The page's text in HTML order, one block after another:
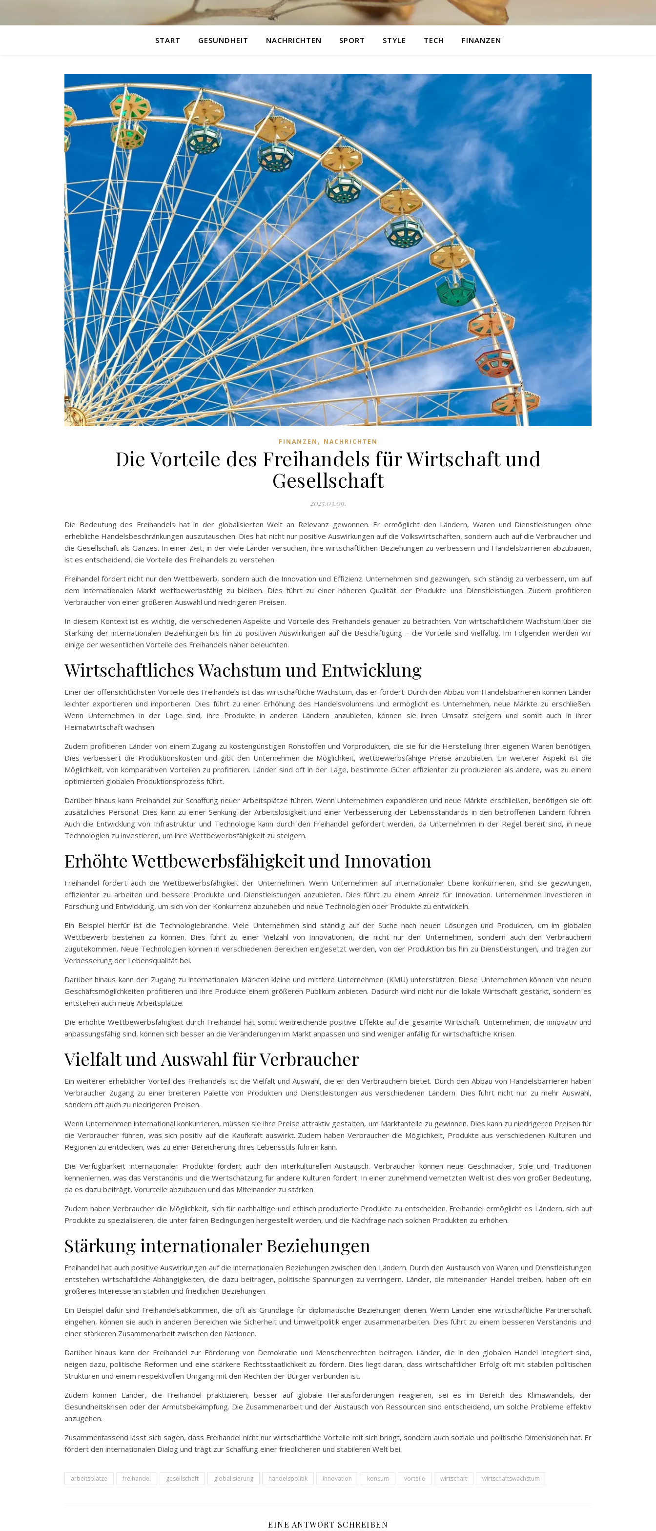
START GESUNDHEIT NACHRICHTEN SPORT STYLE TECH FINANZEN
FINANZEN , NACHRICHTEN
Die Vorteile des Freihandels für Wirtschaft und
Gesellschaft
2025.03.09.
Die Bedeutung des Freihandels hat in der globalisierten Welt an Relevanz gewonnen. Er ermöglicht den Ländern, Waren und Dienstleistungen ohne
erhebliche Handelsbeschränkungen auszutauschen. Dies hat nicht nur positive Auswirkungen auf die Volkswirtschaften, sondern auch auf die Verbraucher und
die Gesellschaft als Ganzes. In einer Zeit, in der viele Länder versuchen, ihre wirtschaftlichen Beziehungen zu verbessern und Handelsbarrieren abzubauen,
ist es entscheidend, die Vorteile des Freihandels zu verstehen.
Freihandel fördert nicht nur den Wettbewerb, sondern auch die Innovation und Effizienz. Unternehmen sind gezwungen, sich ständig zu verbessern, um auf
dem internationalen Markt wettbewerbsfähig zu bleiben. Dies führt zu einer höheren Qualität der Produkte und Dienstleistungen. Zudem profitieren
Verbraucher von einer größeren Auswahl und niedrigeren Preisen.
In diesem Kontext ist es wichtig, die verschiedenen Aspekte und Vorteile des Freihandels genauer zu betrachten. Von wirtschaftlichem Wachstum über die
Stärkung der internationalen Beziehungen bis hin zu positiven Auswirkungen auf die Beschäftigung – die Vorteile sind vielfältig. Im Folgenden werden wir
einige der wesentlichen Vorteile des Freihandels näher beleuchten.
Wirtschaftliches Wachstum und Entwicklung
Einer der offensichtlichsten Vorteile des Freihandels ist das wirtschaftliche Wachstum, das er fördert. Durch den Abbau von Handelsbarrieren können Länder
leichter exportieren und importieren. Dies führt zu einer Erhöhung des Handelsvolumens und ermöglicht es Unternehmen, neue Märkte zu erschließen.
Wenn Unternehmen in der Lage sind, ihre Produkte in anderen Ländern anzubieten, können sie ihren Umsatz steigern und somit auch in ihrer
Heimatwirtschaft wachsen.
Zudem profitieren Länder von einem Zugang zu kostengünstigen Rohstoffen und Vorprodukten, die sie für die Herstellung ihrer eigenen Waren benötigen.
Dies verbessert die Produktionskosten und gibt den Unternehmen die Möglichkeit, wettbewerbsfähige Preise anzubieten. Ein weiterer Aspekt ist die
Möglichkeit, von komparativen Vorteilen zu profitieren. Länder sind oft in der Lage, bestimmte Güter effizienter zu produzieren als andere, was zu einem
optimierten globalen Produktionsprozess führt.
Darüber hinaus kann Freihandel zur Schaffung neuer Arbeitsplätze führen. Wenn Unternehmen expandieren und neue Märkte erschließen, benötigen sie oft
zusätzliches Personal. Dies kann zu einer Senkung der Arbeitslosigkeit und einer Verbesserung der Lebensstandards in den betroffenen Ländern führen.
Auch die Entwicklung von Infrastruktur und Technologie kann durch den Freihandel gefördert werden, da Unternehmen in der Regel bereit sind, in neue
Technologien zu investieren, um ihre Wettbewerbsfähigkeit zu steigern.
Erhöhte Wettbewerbsfähigkeit und Innovation
Freihandel fördert auch die Wettbewerbsfähigkeit der Unternehmen. Wenn Unternehmen auf internationaler Ebene konkurrieren, sind sie gezwungen,
effizienter zu arbeiten und bessere Produkte und Dienstleistungen anzubieten. Dies führt zu einem Anreiz für Innovation. Unternehmen investieren in
Forschung und Entwicklung, um sich von der Konkurrenz abzuheben und neue Technologien oder Produkte zu entwickeln.
Ein Beispiel hierfür ist die Technologiebranche. Viele Unternehmen sind ständig auf der Suche nach neuen Lösungen und Produkten, um im globalen
Wettbewerb bestehen zu können. Dies führt zu einer Vielzahl von Innovationen, die nicht nur den Unternehmen, sondern auch den Verbrauchern
zugutekommen. Neue Technologien können in verschiedenen Bereichen eingesetzt werden, von der Produktion bis hin zu Dienstleistungen, und tragen zur
Verbesserung der Lebensqualität bei.
Darüber hinaus kann der Zugang zu internationalen Märkten kleine und mittlere Unternehmen (KMU) unterstützen. Diese Unternehmen können von neuen
Geschäftsmöglichkeiten profitieren und ihre Produkte einem größeren Publikum anbieten. Dadurch wird nicht nur die lokale Wirtschaft gestärkt, sondern es
entstehen auch neue Arbeitsplätze.
Die erhöhte Wettbewerbsfähigkeit durch Freihandel hat somit weitreichende positive Effekte auf die gesamte Wirtschaft. Unternehmen, die innovativ und
anpassungsfähig sind, können sich besser an die Veränderungen im Markt anpassen und sind weniger anfällig für wirtschaftliche Krisen.
Vielfalt und Auswahl für Verbraucher
Ein weiterer erheblicher Vorteil des Freihandels ist die Vielfalt und Auswahl, die er den Verbrauchern bietet. Durch den Abbau von Handelsbarrieren haben
Verbraucher Zugang zu einer breiteren Palette von Produkten und Dienstleistungen aus verschiedenen Ländern. Dies führt nicht nur zu mehr Auswahl,
sondern oft auch zu niedrigeren Preisen.
Wenn Unternehmen international konkurrieren, müssen sie ihre Preise attraktiv gestalten, um Marktanteile zu gewinnen. Dies kann zu niedrigeren Preisen für
die Verbraucher führen, was sich positiv auf die Kaufkraft auswirkt. Zudem haben Verbraucher die Möglichkeit, Produkte aus verschiedenen Kulturen und
Regionen zu entdecken, was zu einer Bereicherung ihres Lebensstils führen kann.
Die Verfügbarkeit internationaler Produkte fördert auch den interkulturellen Austausch. Verbraucher können neue Geschmäcker, Stile und Traditionen
kennenlernen, was das Verständnis und die Wertschätzung für andere Kulturen fördert. In einer zunehmend vernetzten Welt ist dies von großer Bedeutung,
da es dazu beiträgt, Vorurteile abzubauen und das Miteinander zu stärken.
Zudem haben Verbraucher die Möglichkeit, sich für nachhaltige und ethisch produzierte Produkte zu entscheiden. Freihandel ermöglicht es Ländern, sich auf
Produkte zu spezialisieren, die unter fairen Bedingungen hergestellt werden, und die Nachfrage nach solchen Produkten zu erhöhen.
Stärkung internationaler Beziehungen
Freihandel hat auch positive Auswirkungen auf die internationalen Beziehungen zwischen den Ländern. Durch den Austausch von Waren und Dienstleistungen
entstehen wirtschaftliche Abhängigkeiten, die dazu beitragen, politische Spannungen zu verringern. Länder, die miteinander Handel treiben, haben oft ein
größeres Interesse an stabilen und friedlichen Beziehungen.
Ein Beispiel dafür sind Freihandelsabkommen, die oft als Grundlage für diplomatische Beziehungen dienen. Wenn Länder eine wirtschaftliche Partnerschaft
eingehen, können sie auch in anderen Bereichen wie Sicherheit und Umweltpolitik enger zusammenarbeiten. Dies führt zu einem besseren Verständnis und
einer stärkeren Zusammenarbeit zwischen den Nationen.
Darüber hinaus kann der Freihandel zur Förderung von Demokratie und Menschenrechten beitragen. Länder, die in den globalen Handel integriert sind,
neigen dazu, politische Reformen und eine stärkere Rechtsstaatlichkeit zu fördern. Dies liegt daran, dass wirtschaftlicher Erfolg oft mit stabilen politischen
Strukturen und einem respektvollen Umgang mit den Rechten der Bürger verbunden ist.
Zudem können Länder, die Freihandel praktizieren, besser auf globale Herausforderungen reagieren, sei es im Bereich des Klimawandels, der
Gesundheitskrisen oder der Armutsbekämpfung. Die Zusammenarbeit und der Austausch von Ressourcen sind entscheidend, um solche Probleme effektiv
anzugehen.
Zusammenfassend lässt sich sagen, dass Freihandel nicht nur wirtschaftliche Vorteile mit sich bringt, sondern auch soziale und politische Dimensionen hat. Er
fördert den internationalen Dialog und trägt zur Schaffung einer friedlicheren und stabileren Welt bei.
arbeitsplätze freihandel gesellschaft globalisierung handelspolitik innovation konsum vorteile wirtschaft wirtschaftswachstum
EINE ANTWORT SCHREIBEN